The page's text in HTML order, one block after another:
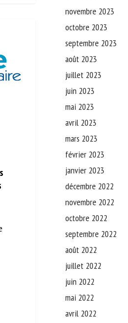
novembre 2023
octobre 2023
septembre 2023
août 2023
juillet 2023
juin 2023
mai 2023
avril 2023
mars 2023
février 2023
janvier 2023
décembre 2022
novembre 2022
octobre 2022
septembre 2022
août 2022
juillet 2022
juin 2022
mai 2022
avril 2022